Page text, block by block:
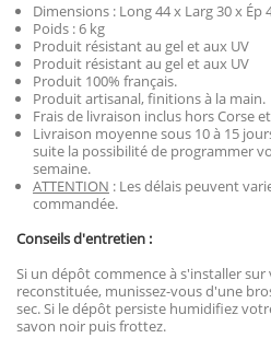
Dimensions : Long 44 x Larg 30 x Ép
Poids : 6 kg
Produit résistant au gel et aux UV
Produit résistant au gel et aux UV
Produit 100% français.
Produit artisanal, finitions à la main.
Frais de livraison inclus hors Corse
Livraison moyenne sous 10 à 15
suite la possibilité de programmer
semaine.
ATTENTION : Les délais peuvent
commandée.
Conseils d'entretien :
Si un dépôt commence à s'installer
reconstituée, munissez-vous d'une
sec. Si le dépôt persiste humidifiez
savon noir puis frottez.